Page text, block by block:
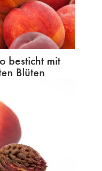
besticht mit
Blüten